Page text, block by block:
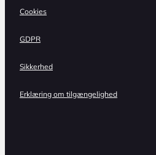
Cookies
GDPR
Sikkerhed
Erklæring om tilgængelighed